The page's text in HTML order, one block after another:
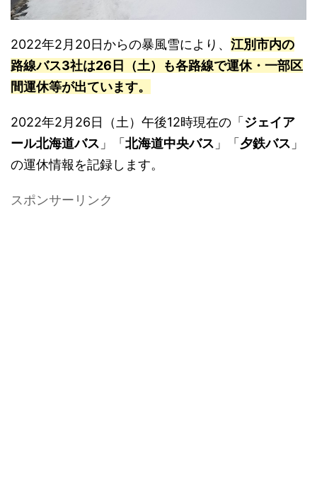
2022年2月20日からの暴風雪により、 江別市内の
路線バス3社は26日（土）も各路線で運休・一部区
間運休等が出ています。
2022年2月26日（土）午後12時現在の「 ジェイア
ール北海道バス 」「 北海道中央バス 」「 夕鉄バス 」
の運休情報を記録します。
スポンサーリンク